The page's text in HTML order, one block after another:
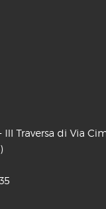
III Traversa di Via